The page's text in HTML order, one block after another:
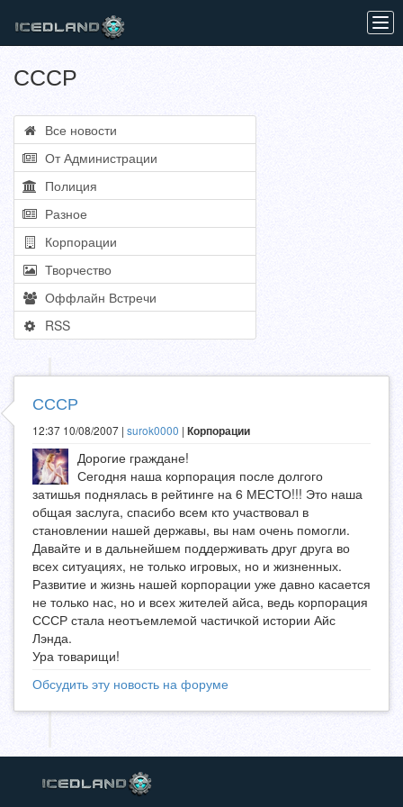
СССР
Все новости
От Администрации
Полиция
Разное
Корпорации
Творчество
Оффлайн Встречи
RSS
СССР
12:37 10/08/2007 | surok0000 | Корпорации
Дорогие граждане!
Сегодня наша корпорация после долгого
затишья поднялась в рейтинге на 6 МЕСТО!!! Это наша
общая заслуга, спасибо всем кто участвовал в
становлении нашей державы, вы нам очень помогли.
Давайте и в дальнейшем поддерживать друг друга во
всех ситуациях, не только игровых, но и жизненных.
Развитие и жизнь нашей корпорации уже давно касается
не только нас, но и всех жителей айса, ведь корпорация
СССР стала неотъемлемой частичкой истории Айс
Лэнда.
Ура товарищи!
Обсудить эту новость на форуме